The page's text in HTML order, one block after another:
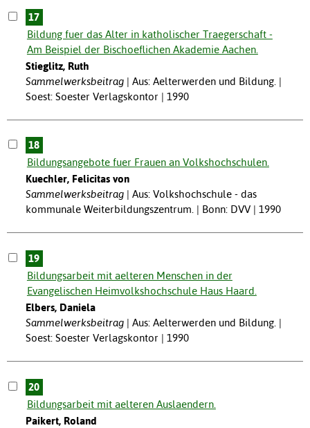
17
Bildung fuer das Alter in katholischer Traegerschaft -
Am Beispiel der Bischoeflichen Akademie Aachen.
Stieglitz, Ruth
Sammelwerksbeitrag
Aus: Aelterwerden und Bildung. |
Soest: Soester Verlagskontor | 1990
18
Bildungsangebote fuer Frauen an Volkshochschulen.
Kuechler, Felicitas von
Sammelwerksbeitrag
Aus: Volkshochschule - das
kommunale Weiterbildungszentrum. | Bonn: DVV | 1990
19
Bildungsarbeit mit aelteren Menschen in der
Evangelischen Heimvolkshochschule Haus Haard.
Elbers, Daniela
Sammelwerksbeitrag
Aus: Aelterwerden und Bildung. |
Soest: Soester Verlagskontor | 1990
20
Bildungsarbeit mit aelteren Auslaendern.
Paikert, Roland